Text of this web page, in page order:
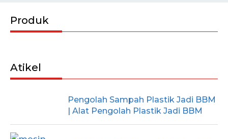
Produk
Atikel
Pengolah Sampah Plastik Jadi BBM
| Alat Pengolah Plastik Jadi BBM